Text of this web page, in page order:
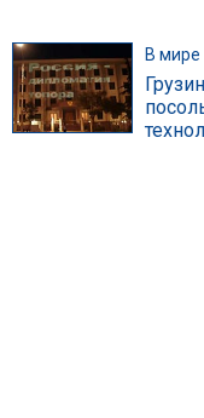
В мире